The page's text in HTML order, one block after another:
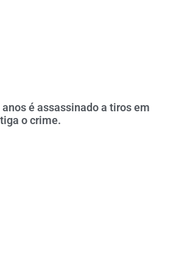
é assassinado a tiros em
o crime.